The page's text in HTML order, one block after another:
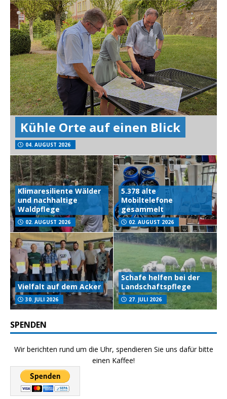
Kühle Orte auf einen Blick
04. AUGUST 2026
Klimaresiliente Wälder
und nachhaltige
Waldpflege
02. AUGUST 2026
5.378 alte
Mobiltelefone
gesammelt
02. AUGUST 2026
Vielfalt auf dem Acker
30. JULI 2026
Schafe helfen bei der
Landschaftspflege
27. JULI 2026
SPENDEN
Wir berichten rund um die Uhr, spendieren Sie uns dafür bitte
einen Kaffee!